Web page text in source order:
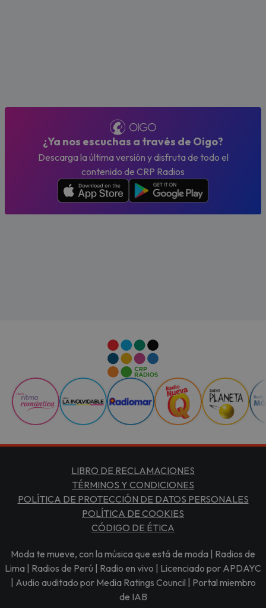
¿Ya nos escuchas a través de Oigo?
Descarga la última versión y disfruta de todo el
contenido de CRP Radios
LIBRO DE RECLAMACIONES
TÉRMINOS Y CONDICIONES
POLÍTICA DE PROTECCIÓN DE DATOS PERSONALES
POLÍTICA DE COOKIES
CÓDIGO DE ÉTICA
Moda te mueve, con la música que está de moda | Radios de
Lima | Radios de Perú | Radio en vivo | Licenciado por APDAYC
| Audio auditado por Media Ratings Council | Portal miembro
de IAB